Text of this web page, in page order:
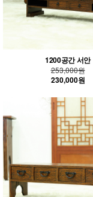
1200공간 서안
253,000원
230,000원